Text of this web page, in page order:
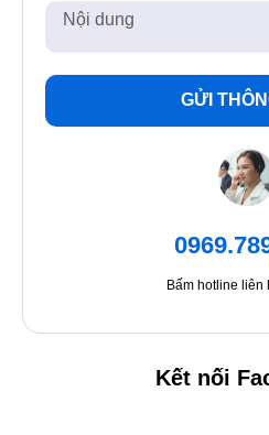
GỬI
Bấm hotline liên
Kết nối